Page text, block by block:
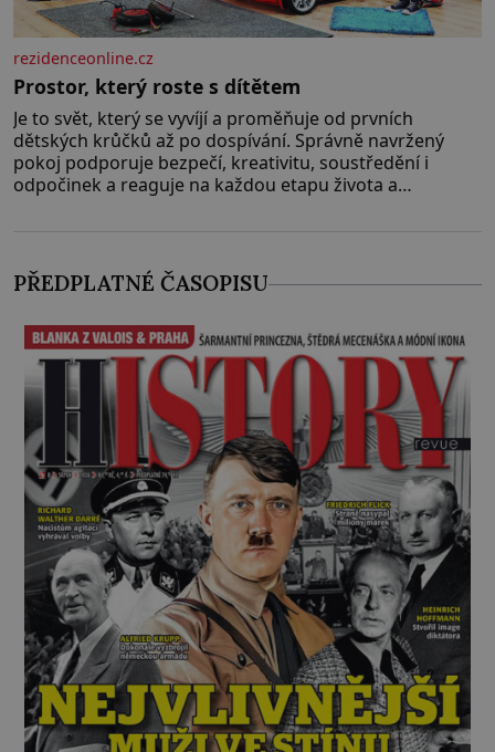
rezidenceonline.cz
Prostor, který roste s dítětem
Je to svět, který se vyvíjí a proměňuje od prvních
dětských krůčků až po dospívání. Správně navržený
pokoj podporuje bezpečí, kreativitu, soustředění i
odpočinek a reaguje na každou etapu života a
Předškolní věk je
PŘEDPLATNÉ ČASOPISU